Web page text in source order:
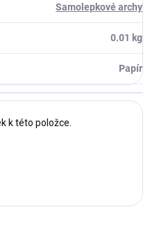
Samolepkové archy
0.01 kg
Papír
k této položce.